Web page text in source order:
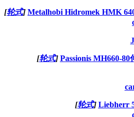
[轮式] Metalhobi Hidromek HMK
[轮式] Passionis MH660-
[轮式] Liebherr